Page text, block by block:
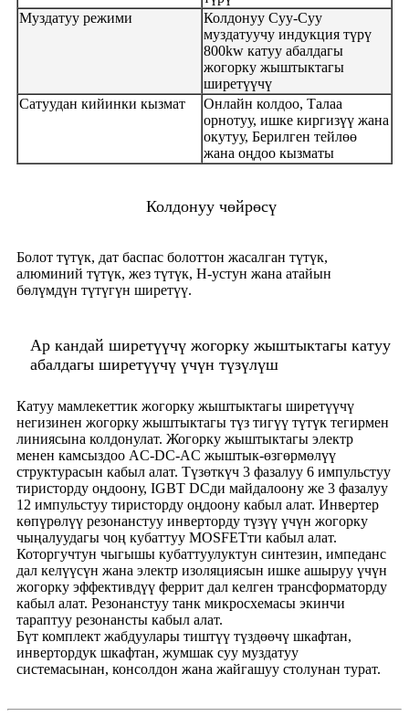
Муздатуу режими
Колдонуу Суу-Суу
муздатуучу индукция түрү
800kw катуу абалдагы
жогорку жыштыктагы
ширетүүчү
Сатуудан кийинки кызмат
Онлайн колдоо, Талаа
орнотуу, ишке киргизүү жана
окутуу, Берилген тейлөө
жана оңдоо кызматы
Колдонуу чөйрөсү
Болот түтүк, дат баспас болоттон жасалган түтүк,
алюминий түтүк, жез түтүк, H-устун жана атайын
бөлүмдүн түтүгүн ширетүү.
Ар кандай ширетүүчү жогорку жыштыктагы катуу
абалдагы ширетүүчү үчүн түзүлүш
Катуу мамлекеттик жогорку жыштыктагы ширетүүчү
негизинен жогорку жыштыктагы түз тигүү түтүк тегирмен
линиясына колдонулат. Жогорку жыштыктагы электр
менен камсыздоо AC-DC-AC жыштык-өзгөрмөлүү
структурасын кабыл алат. Түзөткүч 3 фазалуу 6 импульстуу
тиристорду оңдоону, IGBT DCди майдалоону же 3 фазалуу
12 импульстуу тиристорду оңдоону кабыл алат. Инвертер
көпүрөлүү резонанстуу инверторду түзүү үчүн жогорку
чыңалуудагы чоң кубаттуу MOSFETти кабыл алат.
Которгучтун чыгышы кубаттуулуктун синтезин, импеданс
дал келүүсүн жана электр изоляциясын ишке ашыруу үчүн
жогорку эффективдүү феррит дал келген трансформаторду
кабыл алат. Резонанстуу танк микросхемасы экинчи
тараптуу резонансты кабыл алат.
Бүт комплект жабдуулары тиштүү түздөөчү шкафтан,
инвертордук шкафтан, жумшак суу муздатуу
системасынан, консолдон жана жайгашуу столунан турат.